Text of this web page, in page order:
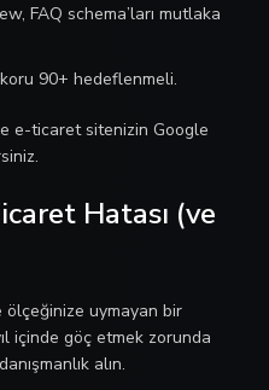
FAQ schema’ları mutlaka
90+ hedeflenmeli.
e-ticaret sitenizin Google
Hatası (ve
ölçeğinize uymayan bir
içinde göç etmek zorunda
alın.